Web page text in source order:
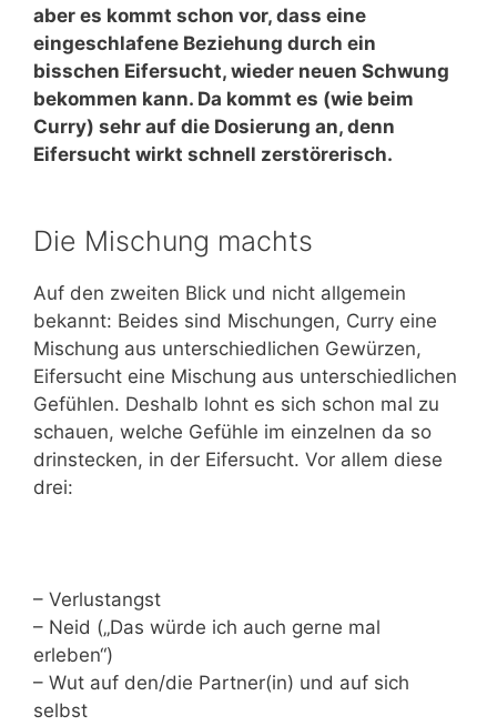
aber es kommt schon vor, dass eine
eingeschlafene Beziehung durch ein
bisschen Eifersucht, wieder neuen Schwung
bekommen kann. Da kommt es (wie beim
Curry) sehr auf die Dosierung an, denn
Eifersucht wirkt schnell zerstörerisch.
Die Mischung machts
Auf den zweiten Blick und nicht allgemein
bekannt: Beides sind Mischungen, Curry eine
Mischung aus unterschiedlichen Gewürzen,
Eifersucht eine Mischung aus unterschiedlichen
Gefühlen. Deshalb lohnt es sich schon mal zu
schauen, welche Gefühle im einzelnen da so
drinstecken, in der Eifersucht. Vor allem diese
drei:
– Verlustangst
– Neid („Das würde ich auch gerne mal
erleben“)
– Wut auf den/die Partner(in) und auf sich
selbst